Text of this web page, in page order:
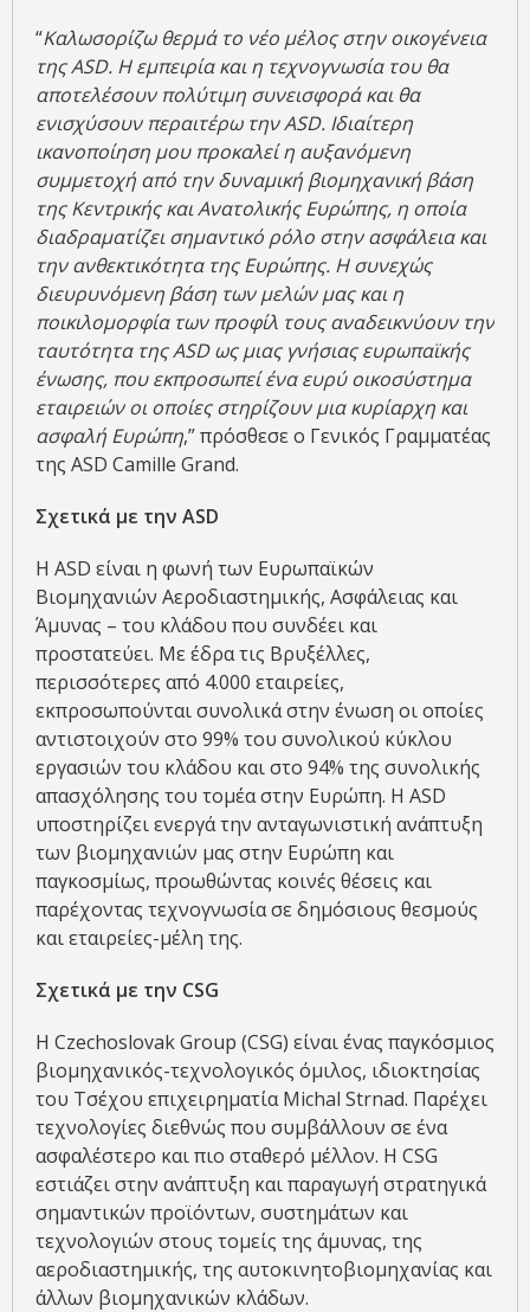
“Καλωσορίζω θερμά το νέο μέλος στην οικογένεια
της ASD. Η εμπειρία και η τεχνογνωσία τουθα
αποτελέσουν πολύτιμη συνεισφορά και θα
ενισχύσουν περαιτέρω την ASD. Ιδιαίτερη
ικανοποίηση μου προκαλεί η αυξανόμενη
συμμετοχή από τηνδυναμική βιομηχανική βάση
της Κεντρικής και Ανατολικής Ευρώπης, η οποία
διαδραματίζει σημαντικό ρόλο στην ασφάλεια και
την ανθεκτικότητα της Ευρώπης. Η συνεχώς
διευρυνόμενη βάση των μελών μας και η
ποικιλομορφία των προφίλ τους αναδεικνύουν την
ταυτότητα της ASD ως μιας γνήσιαςευρωπαϊκής
ένωσης, που εκπροσωπεί ένα ευρύ οικοσύστημα
εταιρειών οι οποίες στηρίζουν μια κυρίαρχη και
ασφαλή Ευρώπη,” πρόσθεσε ο Γενικός Γραμματέας
της ASD Camille Grand.
Σχετικά με την ASD
Η ASD είναι η φωνή των Ευρωπαϊκών
Βιομηχανιών Αεροδιαστημικής, Ασφάλειας και
Άμυνας – του κλάδου που συνδέει και
προστατεύει. Με έδρα τις Βρυξέλλες,
περισσότερες από 4.000 εταιρείες,
εκπροσωπούνται συνολικά στην ένωση οι οποίες
αντιστοιχούν στο 99% του συνολικού κύκλου
εργασιών του κλάδου και στο 94% της συνολικής
απασχόλησης του τομέα στην Ευρώπη. Η ASD
υποστηρίζει ενεργά την ανταγωνιστική ανάπτυξη
των βιομηχανιών μας στην Ευρώπη και
παγκοσμίως, προωθώντας κοινές θέσεις και
παρέχοντας τεχνογνωσία σε δημόσιους θεσμούς
και εταιρείες-μέλη της.
Σχετικά με την CSG
Η Czechoslovak Group (CSG) είναι ένας παγκόσμιος
βιομηχανικός-τεχνολογικός όμιλος, ιδιοκτησίας
του Τσέχου επιχειρηματία Michal Strnad. Παρέχει
τεχνολογίες διεθνώς που συμβάλλουν σε ένα
ασφαλέστερο και πιο σταθερό μέλλον. Η CSG
εστιάζει στην ανάπτυξη και παραγωγή στρατηγικά
σημαντικών προϊόντων, συστημάτων και
τεχνολογιών στους τομείς της άμυνας, της
αεροδιαστημικής, της αυτοκινητοβιομηχανίας και
άλλων βιομηχανικών κλάδων.